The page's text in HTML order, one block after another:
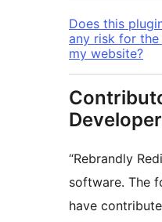
Does this
any risk for
my website?
“Rebrandly
software. The
have